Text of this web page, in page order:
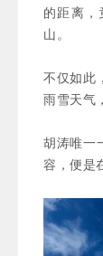
的距离，
山。
不仅如此
雨雪天气
胡涛唯一
容，便是